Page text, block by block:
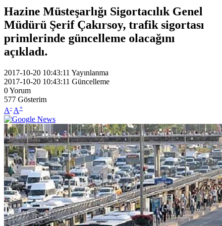
Hazine Müsteşarlığı Sigortacılık Genel
Müdürü Şerif Çakırsoy, trafik sigortası
primlerinde güncelleme olacağını
açıkladı.
2017-10-20 10:43:11 Yayınlanma
2017-10-20 10:43:11 Güncelleme
0Yorum
577 Gösterim
A- A+